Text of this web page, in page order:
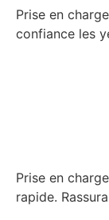
Prise en
confiance les
Prise en
rapide.